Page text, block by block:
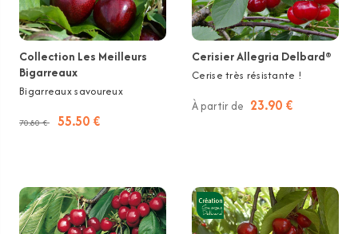
Collection Les Meilleurs
Bigarreaux
Bigarreaux savoureux
70.80 € 55.50 €
Cerisier Allegria Delbard®
Cerise très résistante !
À partir de 23.90 €